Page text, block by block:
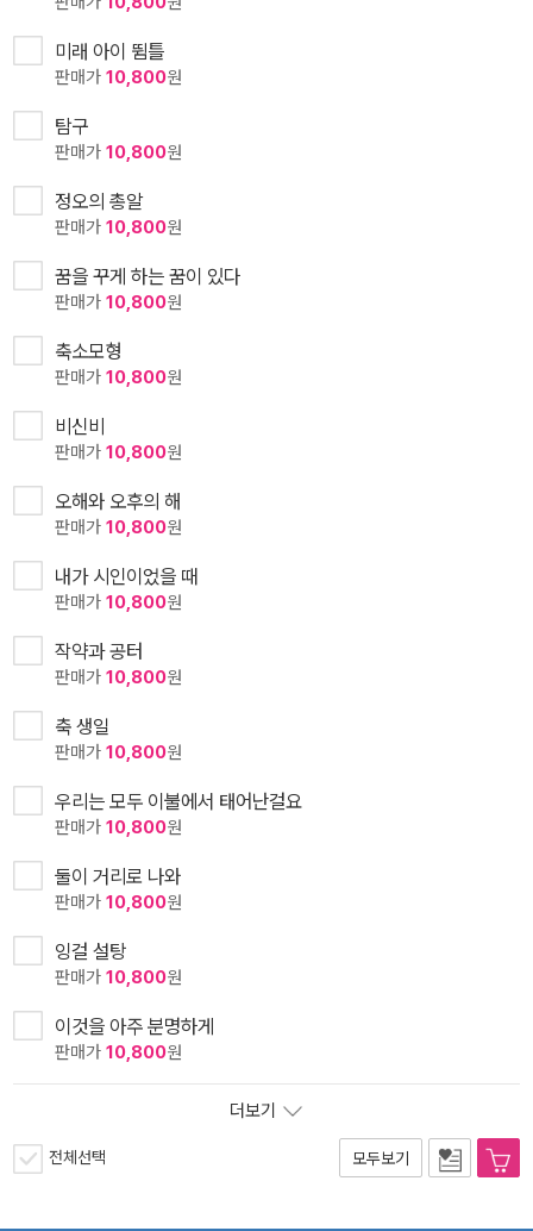
미래 아이 뜀틀
판매가 10,800원
탐구
판매가 10,800원
정오의 총알
판매가 10,800원
꿈을 꾸게 하는 꿈이 있다
판매가 10,800원
축소모형
판매가 10,800원
비신비
판매가 10,800원
오해와 오후의 해
판매가 10,800원
내가 시인이었을 때
판매가 10,800원
작약과 공터
판매가 10,800원
축 생일
판매가 10,800원
우리는 모두 이불에서 태어난걸요
판매가 10,800원
둘이 거리로 나와
판매가 10,800원
잉걸 설탕
판매가 10,800원
이것을 아주 분명하게
판매가 10,800원
더보기
전체선택 모두보기